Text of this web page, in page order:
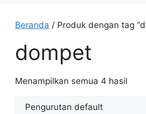
Beranda / Produk dengan tag
dompet
Menampilkan semua 4 hasil